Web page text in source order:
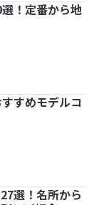
別グルメまでご
！定番から地
！女子旅を満喫
すめモデルコ
選！名所から